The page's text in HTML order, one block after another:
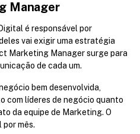
Manager
é responsável por
vai exigir uma estratégia
Marketing Manager surge para
de cada um.
bem desenvolvida,
com líderes de negócio quanto
da equipe de Marketing. O
por mês.